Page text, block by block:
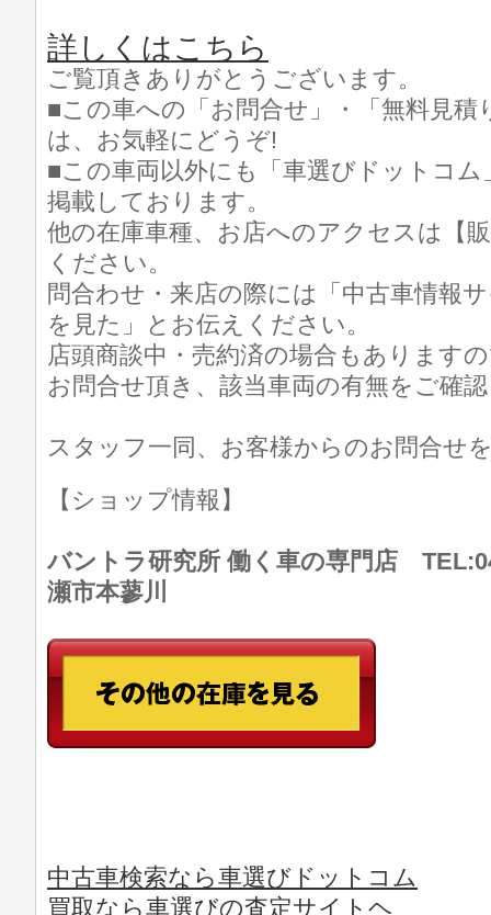
詳しくはこちら
ご覧頂きありがとうございます。
■この車への「お問合せ」・「無料見積
は、お気軽にどうぞ!
■この車両以外にも「車選びドットコ
掲載しております。
他の在庫車種、お店へのアクセスは【
ください。
問合わせ・来店の際には「中古車情報
を見た」とお伝えください。
店頭商談中・売約済の場合もあります
お問合せ頂き、該当車両の有無をご確
スタッフ一同、お客様からのお問合せ
【ショップ情報】
バントラ研究所 働く車の専門店
瀬市本蓼川
中古車検索なら車選びドットコム
買取なら車選びの査定サイトヘ